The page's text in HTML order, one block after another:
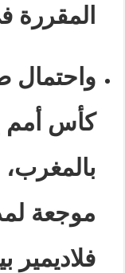
المقررة
واحتمال
موجعة
فلاديمير